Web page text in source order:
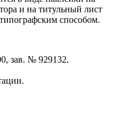
и на титульный лист
способом.
зав. № 929132.